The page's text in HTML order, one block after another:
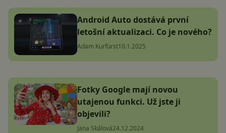
Android Auto dostává první
letošní aktualizaci. Co je nového?
Adam Kurfürst10.1.2025
Fotky Google mají novou
utajenou funkci. Už jste ji
objevili?
Jana Skálová24.12.2024